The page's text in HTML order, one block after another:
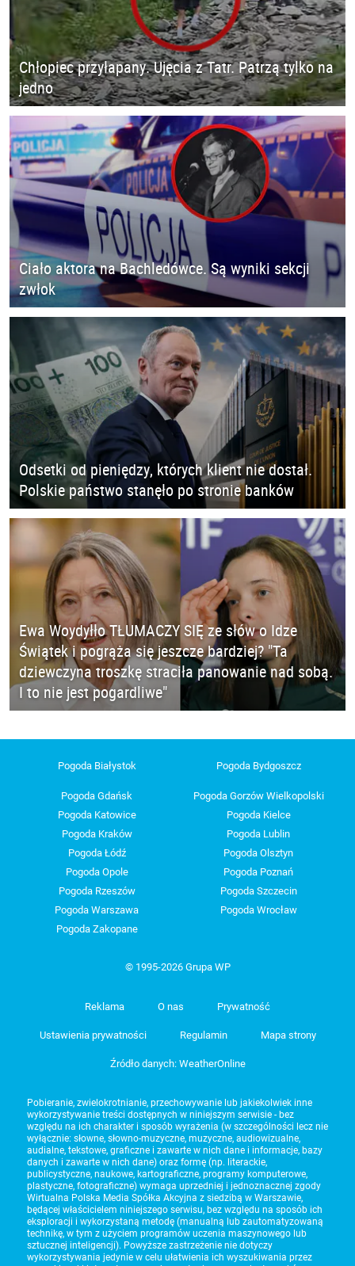
Chłopiec przyłapany. Ujęcia z Tatr. Patrzą tylko na
jedno
Ciało aktora na Bachledówce. Są wyniki sekcji
zwłok
Odsetki od pieniędzy, których klient nie dostał.
Polskie państwo stanęło po stronie banków
Ewa Woydyłło TŁUMACZY SIĘ ze słów o Idze
Świątek i pogrąża się jeszcze bardziej? "Ta
dziewczyna troszkę straciła panowanie nad sobą.
I to nie jest pogardliwe"
Pogoda Białystok Pogoda Bydgoszcz
Pogoda Gdańsk
Pogoda Gorzów Wielkopolski
Pogoda Katowice
Pogoda Kielce
Pogoda Kraków
Pogoda Lublin
Pogoda Łódź
Pogoda Olsztyn
Pogoda Opole
Pogoda Poznań
Pogoda Rzeszów
Pogoda Szczecin
Pogoda Warszawa
Pogoda Wrocław
Pogoda Zakopane
© 1995-2026 Grupa WP
Reklama O nas Prywatność
Ustawienia prywatności Regulamin Mapa strony
Źródło danych: WeatherOnline
Pobieranie, zwielokrotnianie, przechowywanie lub jakiekolwiek inne
wykorzystywanie treści dostępnych w niniejszym serwisie - bez
względu na ich charakter i sposób wyrażenia (w szczególności lecz nie
wyłącznie: słowne, słowno-muzyczne, muzyczne, audiowizualne,
audialne, tekstowe, graficzne i zawarte w nich dane i informacje, bazy
danych i zawarte w nich dane) oraz formę (np. literackie,
publicystyczne, naukowe, kartograficzne, programy komputerowe,
plastyczne, fotograficzne) wymaga uprzedniej i jednoznacznej zgody
Wirtualna Polska Media Spółka Akcyjna z siedzibą w Warszawie,
będącej właścicielem niniejszego serwisu, bez względu na sposób ich
eksploracji i wykorzystaną metodę (manualną lub zautomatyzowaną
technikę, w tym z użyciem programów uczenia maszynowego lub
sztucznej inteligencji). Powyższe zastrzeżenie nie dotyczy
wykorzystywania jedynie w celu ułatwienia ich wyszukiwania przez